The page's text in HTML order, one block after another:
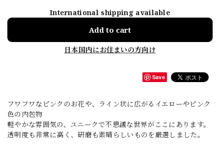
International shipping available
Add to cart
日本国内にお住まいの方向け
Save
フワフワなピンクのお花や、ライン状に広がるイエローやピンク
色の内包物
軽やかな雰囲気の、ユニークで不思議な世界がここにあります。
透明度も非常に高く、研磨も素晴らしいものを厳選しました。